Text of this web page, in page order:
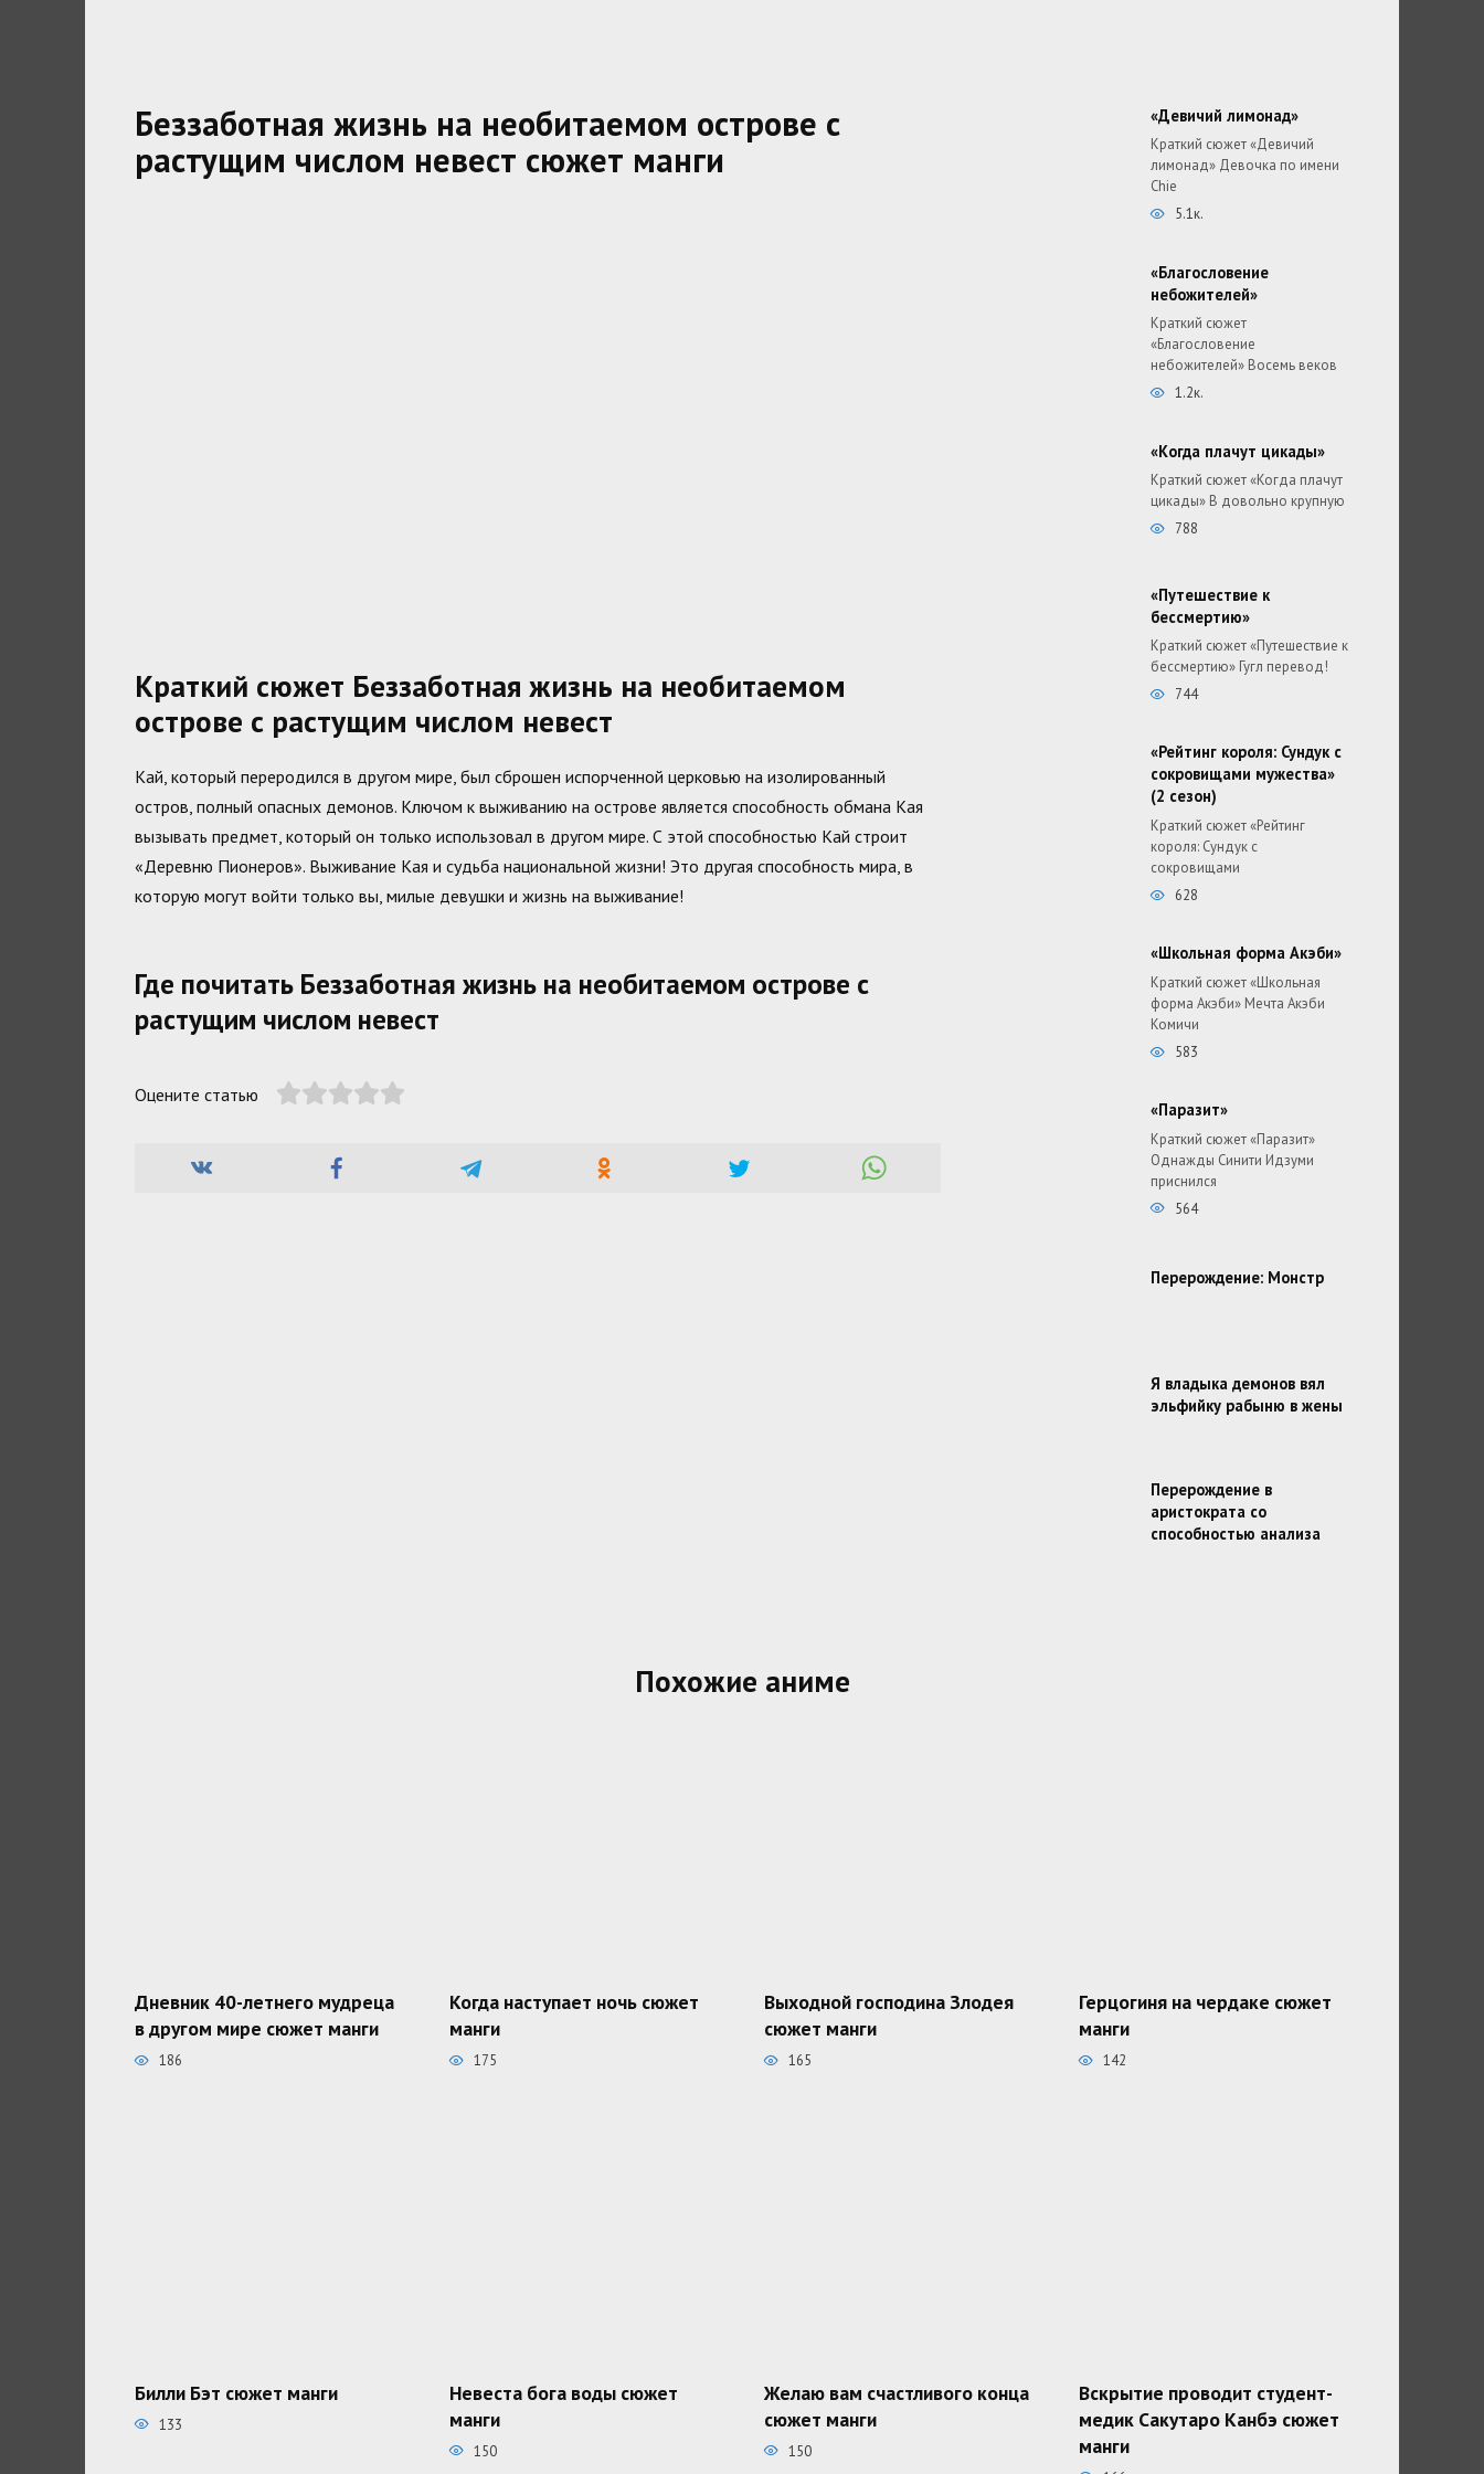
Беззаботная жизнь на необитаемом острове с
растущим числом невест сюжет манги
Краткий сюжет Беззаботная жизнь на необитаемом
острове с растущим числом невест
Кай, который переродился в другом мире, был сброшен испорченной церковью на изолированный
остров, полный опасных демонов. Ключом к выживанию на острове является способность обмана Кая
вызывать предмет, который он только использовал в другом мире. С этой способностью Кай строит
«Деревню Пионеров». Выживание Кая и судьба национальной жизни! Это другая способность мира, в
которую могут войти только вы, милые девушки и жизнь на выживание!
Где почитать Беззаботная жизнь на необитаемом острове с
растущим числом невест
Оцените статью
«Девичий лимонад»
Краткий сюжет «Девичий
лимонад» Девочка по имени
Chie
5.1к.
«Благословение
небожителей»
Краткий сюжет
«Благословение
небожителей» Восемь веков
1.2к.
«Когда плачут цикады»
Краткий сюжет «Когда плачут
цикады» В довольно крупную
788
«Путешествие к
бессмертию»
Краткий сюжет «Путешествие к
бессмертию» Гугл перевод!
744
«Рейтинг короля: Сундук с
сокровищами мужества»
(2 сезон)
Краткий сюжет «Рейтинг
короля: Сундук с
сокровищами
628
«Школьная форма Акэби»
Краткий сюжет «Школьная
форма Акэби» Мечта Акэби
Комичи
583
«Паразит»
Краткий сюжет «Паразит»
Однажды Синити Идзуми
приснился
564
Перерождение: Монстр
Я владыка демонов вял
эльфийку рабыню в жены
Перерождение в
аристократа со
способностью анализа
Похожие аниме
Дневник 40-летнего мудреца
в другом мире сюжет манги
186
Когда наступает ночь сюжет
манги
175
Выходной господина Злодея
сюжет манги
165
Герцогиня на чердаке сюжет
манги
142
Билли Бэт сюжет манги
133
Невеста бога воды сюжет
манги
150
Желаю вам счастливого конца
сюжет манги
150
Вскрытие проводит студент-
медик Сакутаро Канбэ сюжет
манги